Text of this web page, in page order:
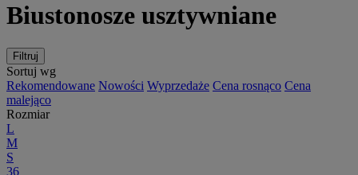
Biustonosze usztywniane
Filtruj
Sortuj wg
Rekomendowane Nowości Wyprzedaże Cena rosnąco Cena
malejąco
Rozmiar
L
M
S
36